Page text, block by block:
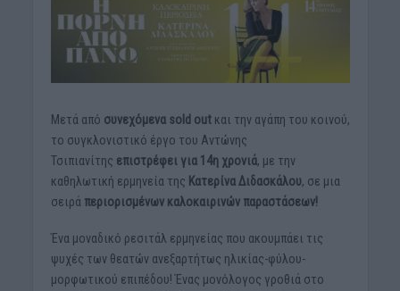
Μετά από συνεχόμενα sold outκαι την αγάπη του κοινού,
το συγκλονιστικό έργο του Αντώνης
Τσιπιανίτης επιστρέφει για 14η χρονιά, με την
καθηλωτική ερμηνεία της Κατερίνα Διδασκάλου, σε μια
σειρά περιορισμένων καλοκαιρινών παραστάσεων!
Ένα μοναδικό ρεσιτάλ ερμηνείας που ακουμπάει τις
ψυχές των θεατών ανεξαρτήτως ηλικίας-φύλου-
μορφωτικού επιπέδου! Ένας μονόλογος γροθιά στο